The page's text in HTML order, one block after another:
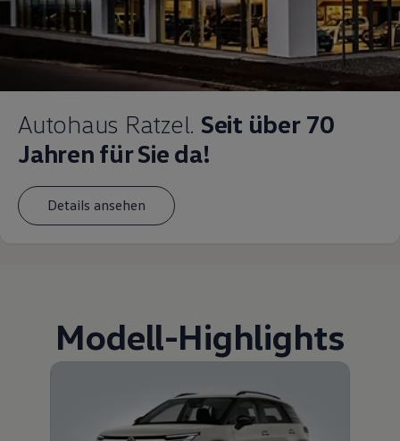
Autohaus Ratzel. Seit über 70
Jahren für Sie da!
Details ansehen
Modell-Highlights